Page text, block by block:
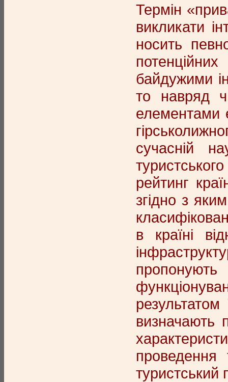
Термін
викликати
носить
байдужими
то навряд
елементами
сучасній
рейтинг
згідно з
в країні
пропонують
визначають
проведення
туристський